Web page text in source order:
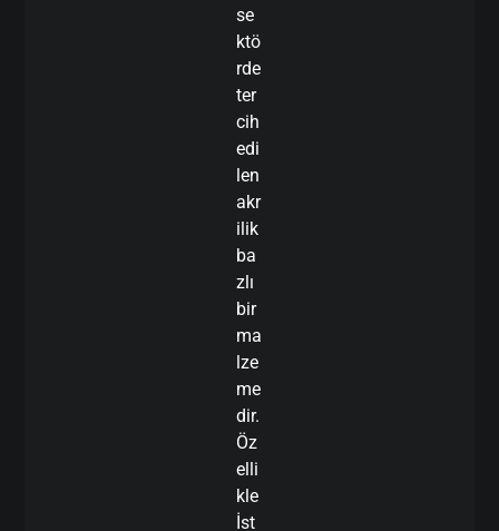
se
ktö
rde
ter
cih
edi
len
akr
ilik
ba
zlı
bir
ma
lze
me
dir.
Öz
elli
kle
İst